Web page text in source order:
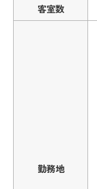
客室数
勤務地